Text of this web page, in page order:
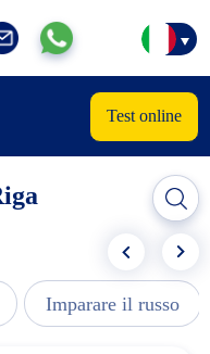
Test online
Imparare il russo